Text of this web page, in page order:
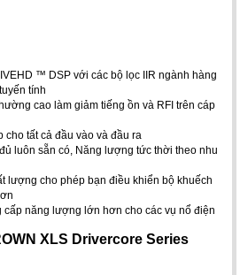
™ DSP với các bộ lọc IIR ngành hàng
tính
cao làm giảm tiếng ồn và RFI trên cáp
tất cả đầu vào và đầu ra
luôn sẵn có, Năng lượng tức thời theo nhu
lượng cho phép bạn điều khiển bộ khuếch
cấp năng lượng lớn hơn cho các vụ nổ điện
XLS Drivercore Series